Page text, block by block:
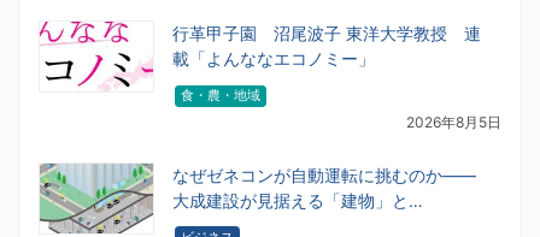
行革甲子園 沼尾波子 東洋大学教授 連
載「よんななエコノミー」
食・農・地域
2026年8月5日
なぜゼネコンが自動運転に挑むのか――
大成建設が見据える「建物」と…